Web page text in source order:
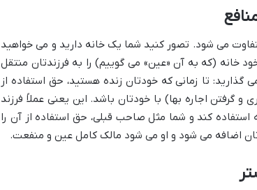
می شود. تصور کنید شما یک خانه دارید و می خواهید
خانه (که به آن «عین» می گوییم) را به فرزندتان منتقل
تا زمانی که خودتان زنده هستید، حق استفاده از
گرفتن اجاره بها) با خودتان باشد. این یعنی عملاً فرزند
استفاده کند و شما مثل صاحب قبلی، حق استفاده از آن را
اضافه می شود و او می شود مالک کامل عین و منفعت.